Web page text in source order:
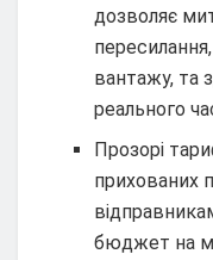
дозволяє
вантажу, та
реального
Прозорі
прихованих
бюджет на